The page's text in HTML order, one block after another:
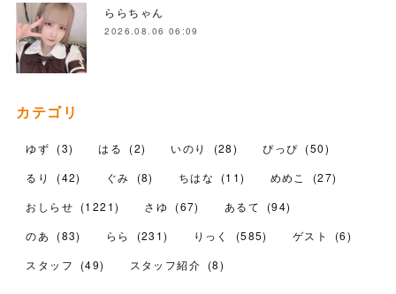
ららちゃん
2026.08.06 06:09
カテゴリ
ゆず (3) はる (2) いのり (28) ぴっぴ (50)
るり
(42) ぐみ (8) ちはな (11) めめこ (27)
おしらせ (1221) さゆ (67) あるて (94)
のあ
(83) らら (231) りっく (585) ゲスト (6)
スタッフ
(49) スタッフ紹介 (8)